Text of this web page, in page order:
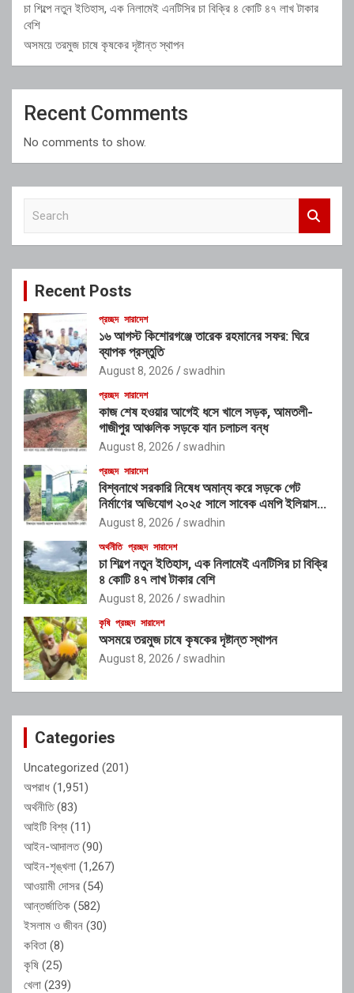
চা শিল্পে নতুন ইতিহাস, এক নিলামেই এনটিসির চা বিক্রি ৪ কোটি ৪৭ লাখ টাকার
বেশি
অসময়ে তরমুজ চাষে কৃষকের দৃষ্টান্ত স্থাপন
Recent Comments
No comments to show.
c
Recent Posts
প্রচ্ছদ সারাদেশ
১৬ আগস্ট কিশোরগঞ্জে তারেক রহমানের সফর: ঘিরে
ব্যাপক প্রস্তুতি
August 8, 2026 swadhin
প্রচ্ছদ সারাদেশ
কাজ শেষ হওয়ার আগেই ধসে খালে সড়ক, আমতলী-
গাজীপুর আঞ্চলিক সড়কে যান চলাচল বন্ধ
August 8, 2026 swadhin
প্রচ্ছদ সারাদেশ
বিশ্বনাথে সরকারি নিষেধ অমান্য করে সড়কে গেট
নির্মাণের অভিযোগ ২০২৫ সালে সাবেক এমপি ইলিয়াস
আলীর নামে নামফলক স্থাপনের অভিযোগ
August 8, 2026 swadhin
অর্থনীতি প্রচ্ছদ সারাদেশ
চা শিল্পে নতুন ইতিহাস, এক নিলামেই এনটিসির চা বিক্রি
৪ কোটি ৪৭ লাখ টাকার বেশি
August 8, 2026 swadhin
কৃষি প্রচ্ছদ সারাদেশ
অসময়ে তরমুজ চাষে কৃষকের দৃষ্টান্ত স্থাপন
August 8, 2026 swadhin
Categories
Uncategorized (201)
অপরাধ (1,951)
অর্থনীতি(83)
আইটি বিশ্ব (11)
আইন-আদালত(90)
আইন-শৃঙ্খলা (1,267)
আওয়ামী দোসর (54)
আন্তর্জাতিক (582)
ইসলাম ও জীবন (30)
কবিতা (8)
কৃষি (25)
খেলা (239)